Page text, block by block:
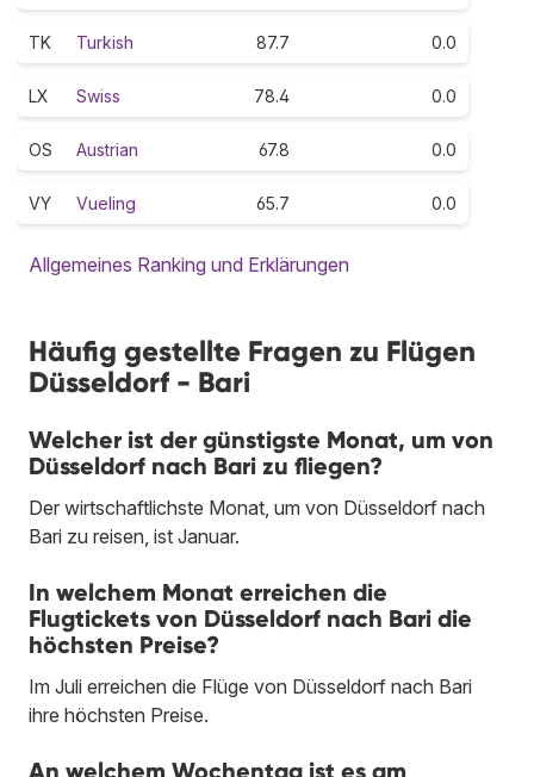
TK Turkish 87.7 0.0
LX Swiss 78.4 0.0
OS Austrian 67.8 0.0
VY Vueling 65.7 0.0
Allgemeines Ranking und Erklärungen
Häufig gestellte Fragen zu Flügen
Düsseldorf - Bari
Welcher ist der günstigste Monat, um von
Düsseldorf nach Bari zu fliegen?
Der wirtschaftlichste Monat, um von Düsseldorf nach
Bari zu reisen, ist Januar.
In welchem Monat erreichen die
Flugtickets von Düsseldorf nach Bari die
höchsten Preise?
Im Juli erreichen die Flüge von Düsseldorf nach Bari
ihre höchsten Preise.
An welchem Wochentag ist es am